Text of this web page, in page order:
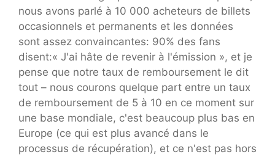
nous avons parlé à 10 000 acheteurs de billets
occasionnels et permanents et les données
sont assez convaincantes: 90% des fans
disent:« J'ai hâte de revenir à l'émission », et je
pense que notre taux de remboursement le dit
tout – nous courons quelque part entre un taux
de remboursement de 5 à 10 en ce moment sur
une base mondiale, c'est beaucoup plus bas en
Europe (ce qui est plus avancé dans le
processus de récupération), et ce n'est pas hors